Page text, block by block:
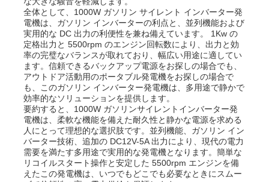
インバーター発電機セット
ポータブル発電機セット
産業用発電機セット
デジタル発電機セット
オープンフレームジェネレーター
全体として、1000W ガソリン サイレント インバーター発
電機は、ガソリン インバーターの利点と、並列機能および
実用的な DC 出力の利便性を兼ね備えています。 1Kw の
定格出力と 5500rpm のエンジン回転数により、出力と効
率の完璧なバランスが取れており、幅広い用途に適してい
ます。信頼できるバックアップ電源をお探しの場合でも、
アウトドア活動用のポータブル発電機をお探しの場合で
も、このガソリン インバーター発電機は、多用途で静かで
効率的なソリューションを提供します。
要約すると、1000W ガソリンサイレントインバーター発
電機は、柔軟な機能を備えた耐久性と静かな電源を求める
人にとって理想的な選択肢です。並列機能、ガソリン イン
バーター技術、追加の DC12V-5A 出力により、現代の電力
需要を満たす多用途で実用的な発電機となります。簡単な
リコイルスタート操作と安定した 5500rpm エンジンを備
えたこの発電機は、いつでもどこでも必要なときにスムー